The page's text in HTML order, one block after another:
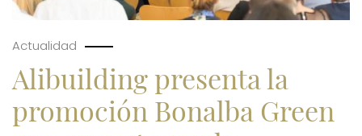
Actualidad
Alibuilding presenta la
promoción Bonalba Green